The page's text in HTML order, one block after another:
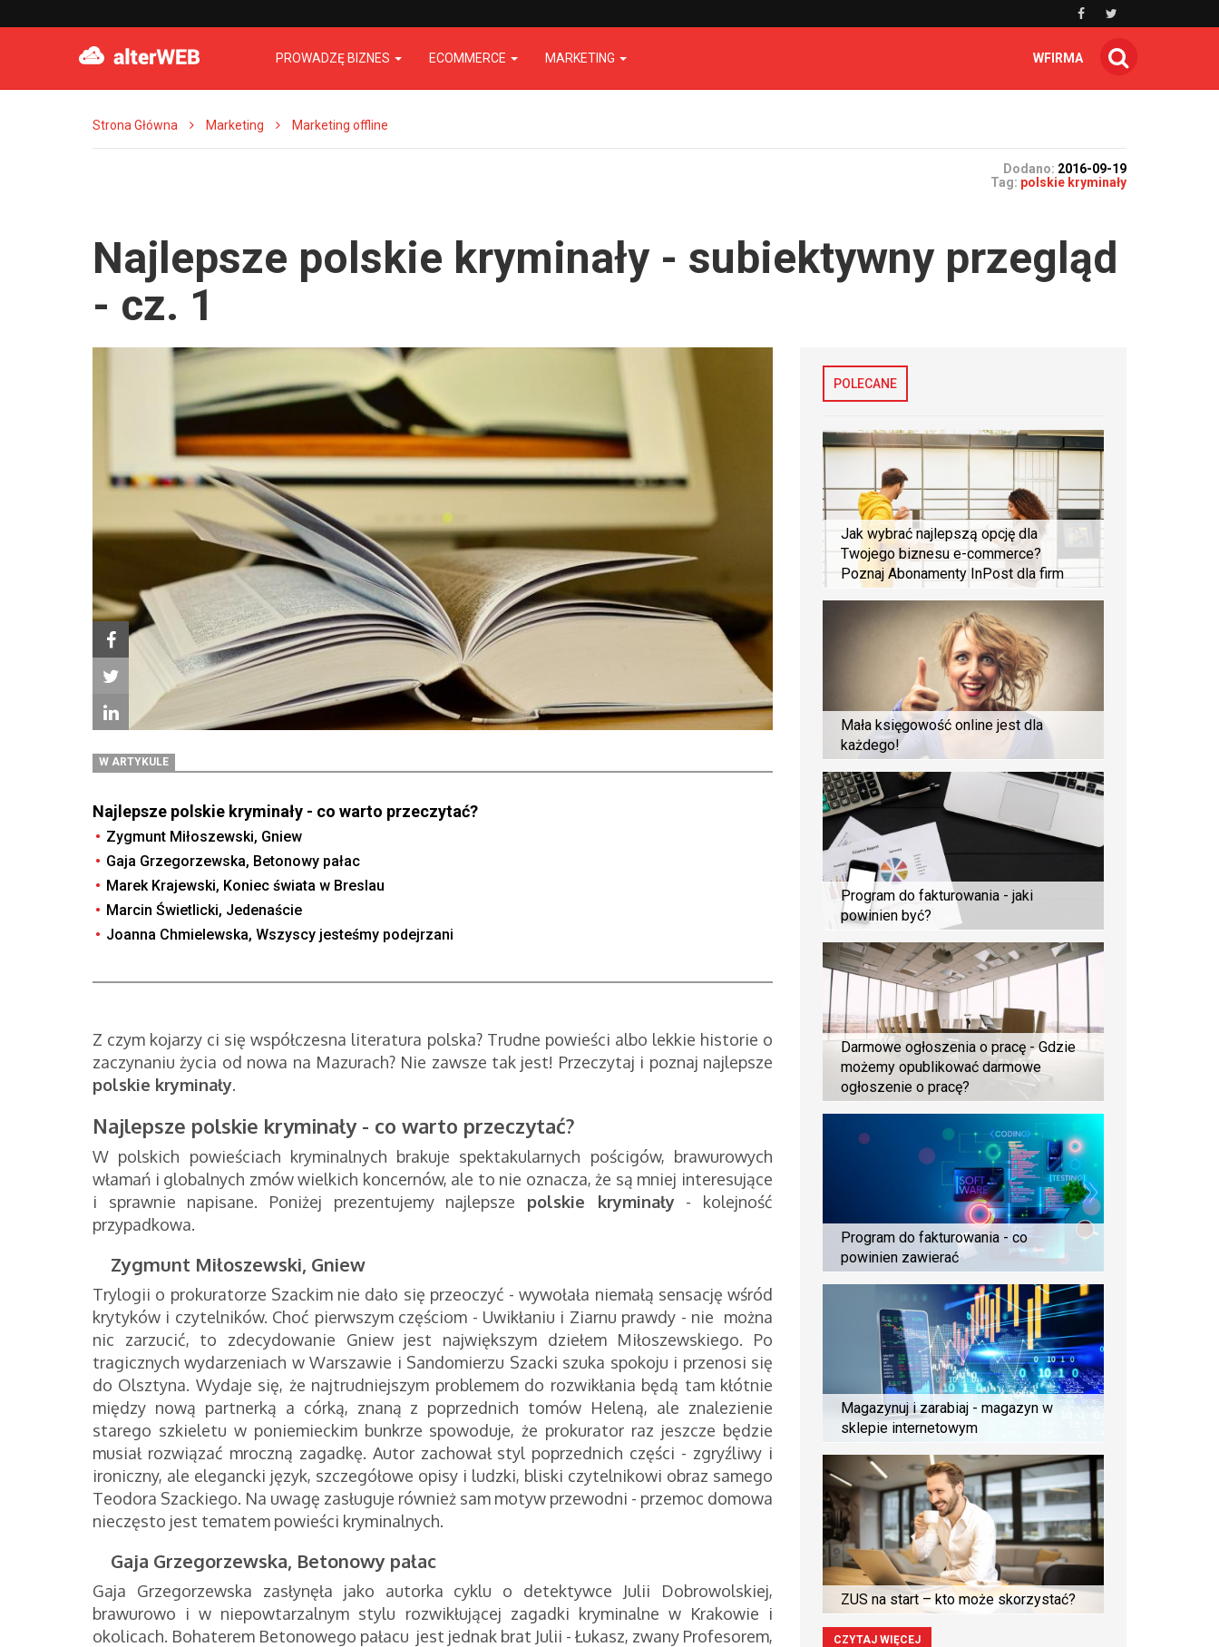
PROWADZĘ BIZNES ECOMMERCE MARKETING WFIRMA
Strona Główna Marketing Marketing offline
Dodano: 2016-09-19
Tag: polskie kryminały
Najlepsze polskie kryminały - subiektywny przegląd
- cz. 1
W ARTYKULE
Najlepsze polskie kryminały - co warto przeczytać?
Zygmunt Miłoszewski, Gniew
Gaja Grzegorzewska, Betonowy pałac
Marek Krajewski, Koniec świata w Breslau
Marcin Świetlicki, Jedenaście
Joanna Chmielewska, Wszyscy jesteśmy podejrzani
Z czym kojarzy ci się współczesna literatura polska? Trudne powieści albo lekkie historie o
zaczynaniu życia od nowa na Mazurach? Nie zawsze tak jest! Przeczytaj i poznaj najlepsze
polskie kryminały.
Najlepsze polskie kryminały - co warto przeczytać?
W polskich powieściach kryminalnych brakuje spektakularnych pościgów, brawurowych
włamań i globalnych zmów wielkich koncernów, ale to nie oznacza, że są mniej interesujące
i sprawnie napisane. Poniżej prezentujemy najlepsze polskie kryminały- kolejność
przypadkowa.
Zygmunt Miłoszewski, Gniew
Trylogii o prokuratorze Szackim nie dało się przeoczyć - wywołała niemałą sensację wśród
krytyków i czytelników. Choć pierwszym częściom - Uwikłaniu i Ziarnu prawdy - nie można
nic zarzucić, to zdecydowanie Gniew jest największym dziełem Miłoszewskiego. Po
tragicznych wydarzeniach w Warszawie i Sandomierzu Szacki szuka spokoju i przenosi się
do Olsztyna. Wydaje się, że najtrudniejszym problemem do rozwikłania będą tam kłótnie
między nową partnerką a córką, znaną z poprzednich tomów Heleną, ale znalezienie
starego szkieletu w poniemieckim bunkrze spowoduje, że prokurator raz jeszcze będzie
musiał rozwiązać mroczną zagadkę. Autor zachował styl poprzednich części - zgryźliwy i
ironiczny, ale elegancki język, szczegółowe opisy i ludzki, bliski czytelnikowi obraz samego
Teodora Szackiego. Na uwagę zasługuje również sam motyw przewodni - przemoc domowa
nieczęsto jest tematem powieści kryminalnych.
Gaja Grzegorzewska, Betonowy pałac
Gaja Grzegorzewska zasłynęła jako autorka cyklu o detektywce Julii Dobrowolskiej,
brawurowo i w niepowtarzalnym stylu rozwikłującej zagadki kryminalne w Krakowie i
okolicach. Bohaterem Betonowego pałacu jest jednak brat Julii - Łukasz, zwany Profesorem,
POLECANE
Jak wybrać najlepszą opcję dla
Twojego biznesu e-commerce?
Poznaj Abonamenty InPost dla firm
Mała księgowość online jest dla
każdego!
Program do fakturowania - jaki
powinien być?
Darmowe ogłoszenia o pracę - Gdzie
możemy opublikować darmowe
ogłoszenie o pracę?
Program do fakturowania - co
powinien zawierać
Magazynuj i zarabiaj - magazyn w
sklepie internetowym
ZUS na start – kto może skorzystać?
CZYTAJ WIĘCEJ